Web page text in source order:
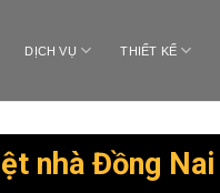
DỊCH VỤ THIẾT KẾ
nhà Đồng Nai